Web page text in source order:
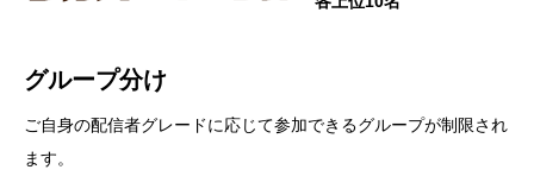
グループ分け
ご自身の配信者グレードに応じて参加できるグループが制限され
ます。